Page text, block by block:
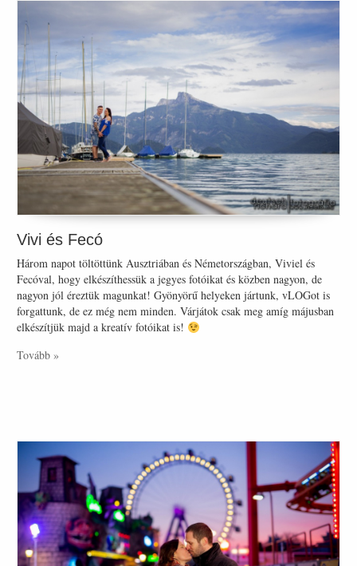
Vivi és Fecó
Három napot töltöttünk Ausztriában és Németországban, Viviel és
Fecóval, hogy elkészíthessük a jegyes fotóikat és közben nagyon, de
nagyon jól éreztük magunkat! Gyönyörű helyeken jártunk, vLOGot is
forgattunk, de ez még nem minden. Várjátok csak meg amíg májusban
elkészítjük majd a kreatív fotóikat is!
Tovább »